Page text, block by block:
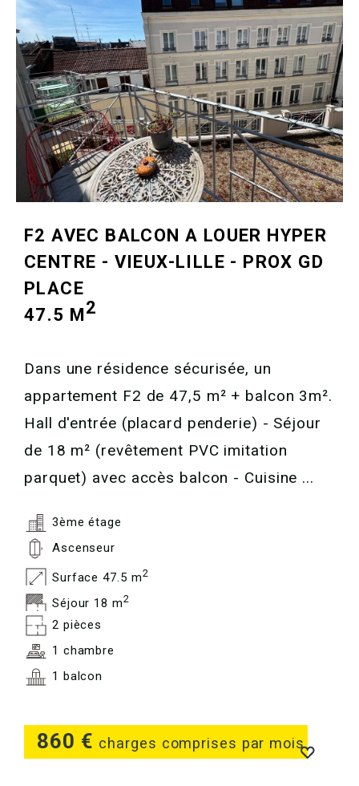
F2 AVEC BALCON A LOUER HYPER
CENTRE - VIEUX-LILLE - PROX GD
PLACE
47.5 M2
860 € charges comprises par mois
Dans une résidence sécurisée, un
appartement F2 de 47,5 m² + balcon 3m².
Hall d'entrée (placard penderie) - Séjour
de 18 m² (revêtement PVC imitation
parquet) avec accès balcon - Cuisine ...
3ème étage
Ascenseur
Surface 47.5 m2
Séjour 18 m2
2 pièces
1 chambre
1 balcon